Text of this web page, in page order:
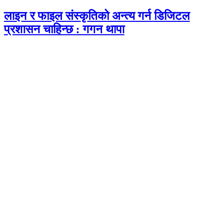
लाइन र फाइल संस्कृतिको अन्त्य गर्न डिजिटल
प्रशासन चाहिन्छ : गगन थापा